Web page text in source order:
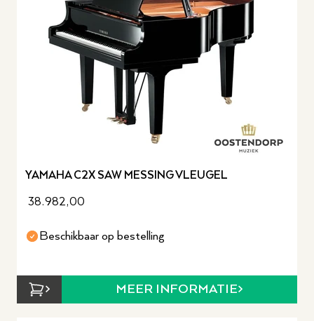
YAMAHA C2X SAW MESSING VLEUGEL
38.982,00
Beschikbaar op bestelling
MEER INFORMATIE